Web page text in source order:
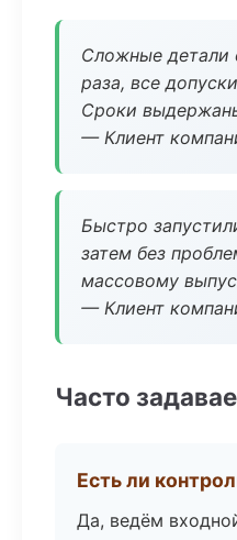
Сложные детали
раза, все
Сроки
— Клиент
Быстро
затем без
массовому
— Клиент
Часто
Есть ли
Да, ведём